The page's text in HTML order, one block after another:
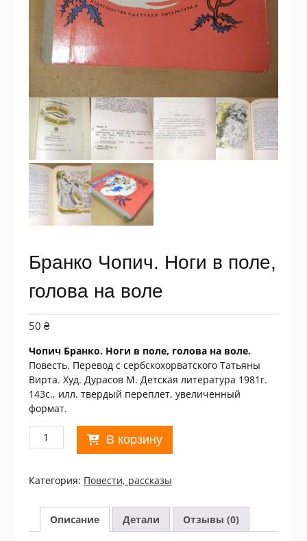
Бранко Чопич. Ноги в поле,
голова на воле
50 ₴
Чопич Бранко. Ноги в поле, голова на воле.
Повесть. Перевод с сербскохорватского Татьяны
Вирта. Худ. Дурасов М. Детская литература 1981г.
143с., илл. твердый переплет, увеличенный
формат.
Количество
товара
Чопич.
поле,
голова
В корзину
Категория: Повести, рассказы
Описание Детали Отзывы (0)